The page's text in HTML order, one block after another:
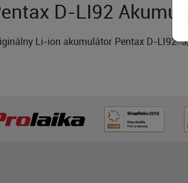
D-LI92
Li-ion akumulátor Pentax D-LI92.